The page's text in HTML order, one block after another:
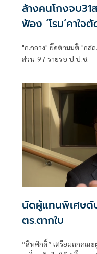
ล้างคนโกงจบ
ฟ้อง ‘โรม’ค
"ก.กลาง" ยึดตามมติ "กส
ส่วน 97 รายรอ ป.ป.ช.
นัดผู้แทนพิเศษดับไฟใต้ วิส
ตร.ตากใบ
“สีหศักดิ์”​ เตรียมถกคณ